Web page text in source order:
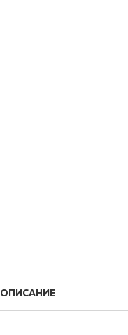
ОПИСАНИЕ